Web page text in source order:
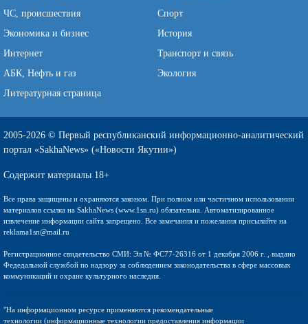
ЧС, происшествия
Спорт
Экономика и бизнес
История
Интернет
Транспорт и связь
АБК, Нефть и газ
Экология
Литературная страница
2005-2026 © Первый республиканский информационно-аналитический
портал «SakhaNews» («Новости Якутии»)
Содержит материалы 18+
Все права защищены и охраняются законом. При полном или частичном использовании
материалов ссылка на SakhaNews (www.1sn.ru) обязательна. Автоматизированное
извлечение информации сайта запрещено. Все замечания и пожелания присылайте на
reklama1sn@mail.ru
Регистрационное свидетельство СМИ: Эл № ФС77-26316 от 1 декабря 2006 г. , выдано
Федедальной службой по надзору за соблюдением законодательства в сфере массовых
коммуникаций и охране культурного наследия.
"На информационном ресурсе применяются рекомендательные
технологии (информационные технологии предоставления информации